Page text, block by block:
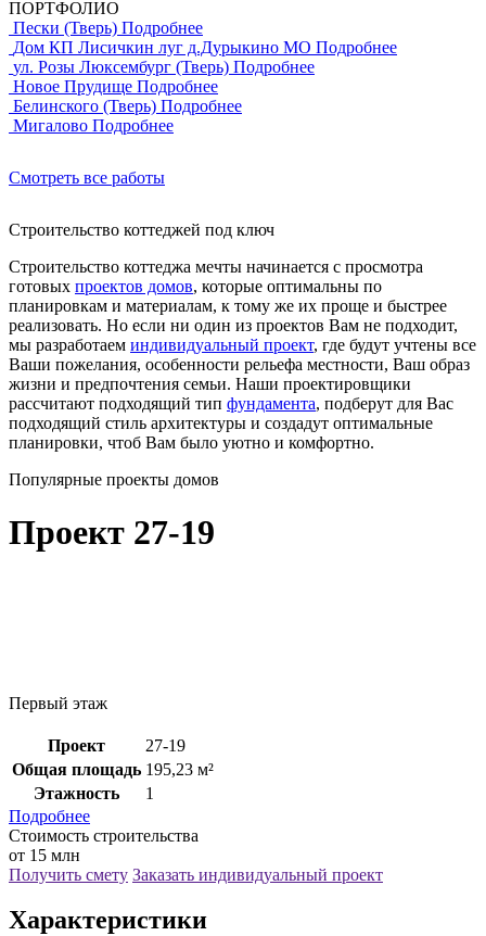
ПОРТФОЛИО
Пески (Тверь) Подробнее
Дом КП Лисичкин луг д.Дурыкино МО Подробнее
ул. Розы Люксембург (Тверь) Подробнее
Новое Прудище Подробнее
Белинского (Тверь) Подробнее
Мигалово Подробнее
Смотреть все работы
Строительство коттеджей под ключ
Строительство коттеджа мечты начинается с просмотра
готовых проектов домов, которые оптимальны по
планировкам и материалам, к тому же их проще и быстрее
реализовать. Но если ни один из проектов Вам не подходит,
мы разработаем индивидуальный проект, где будут учтены все
Ваши пожелания, особенности рельефа местности, Ваш образ
жизни и предпочтения семьи. Наши проектировщики
рассчитают подходящий тип фундамента, подберут для Вас
подходящий стиль архитектуры и создадут оптимальные
планировки, чтоб Вам было уютно и комфортно.
Популярные проекты домов
Проект 27-19
Первый этаж
Проект
27-19
Общая площадь 195,23 м²
Этажность
1
Подробнее
Стоимость строительства
от 15 млн
Получить смету Заказать индивидуальный проект
Характеристики